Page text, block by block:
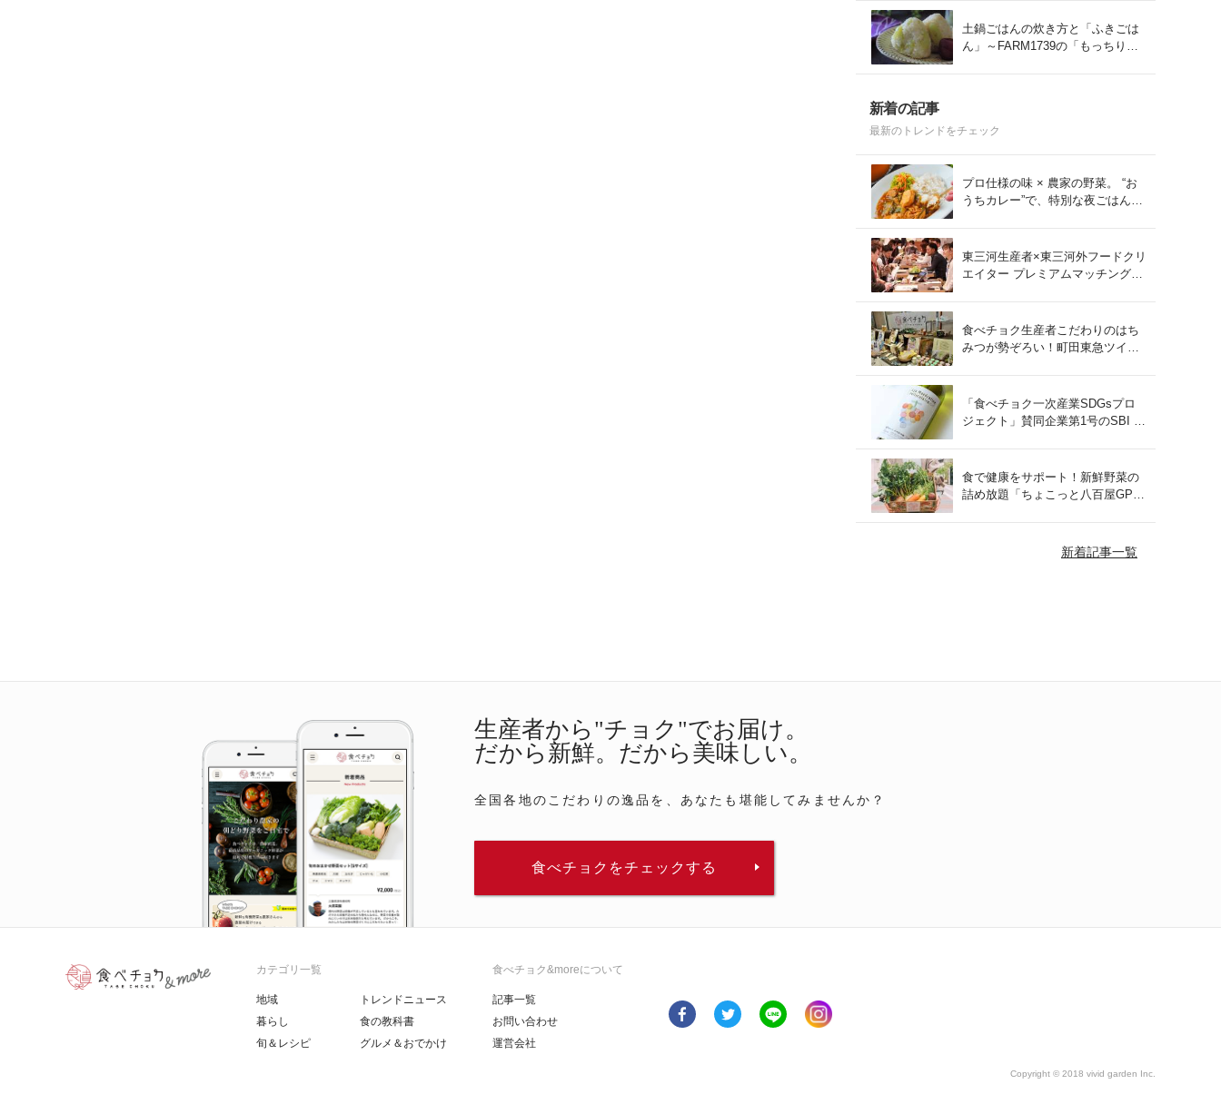
土鍋ごはんの炊き方と「ふきごは
ん」～FARM1739の「もっちりコ
新着の記事
最新のトレンドをチェック
プロ仕様の味 × 農家の野菜。 “お
うちカレー”で、特別な夜ごはん
東三河生産者×東三河外フードクリ
エイター プレミアムマッチング会
食べチョク生産者こだわりのはち
みつが勢ぞろい！町田東急ツイン
「食べチョク一次産業SDGsプロ
ジェクト」賛同企業第1号のSBI F
食で健康をサポート！新鮮野菜の
詰め放題「ちょこっと八百屋GP
新着記事一覧
生産者から"チョク"でお届け。
だから新鮮。だから美味しい。
全国各地のこだわりの逸品を、あなたも堪能してみませんか？
食べチョクをチェックする
カテゴリ一覧
地域
暮らし
旬＆レシピ
トレンドニュース
食の教科書
グルメ＆おでかけ
食べチョク&moreについて
記事一覧
お問い合わせ
運営会社
Copyright © 2018 vivid garden Inc.